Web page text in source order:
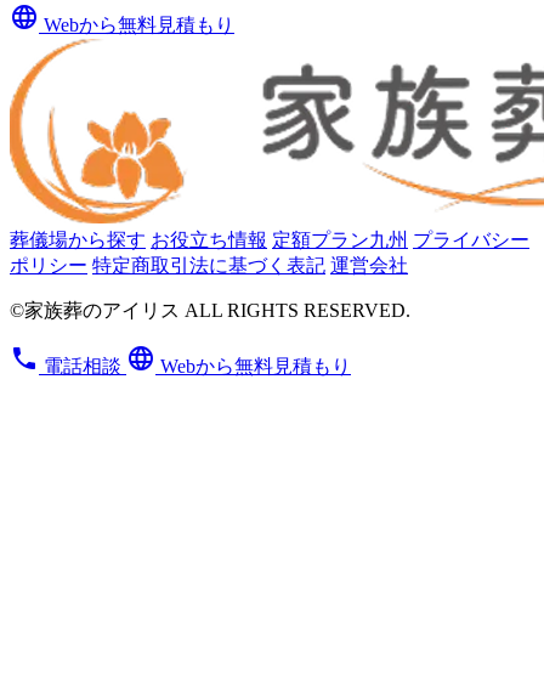
language Webから無料見積もり
葬儀場から探す お役立ち情報 定額プラン九州 プライバシー
ポリシー 特定商取引法に基づく表記 運営会社
©家族葬のアイリス ALL RIGHTS RESERVED.
phone 電話相談 language Webから無料見積もり